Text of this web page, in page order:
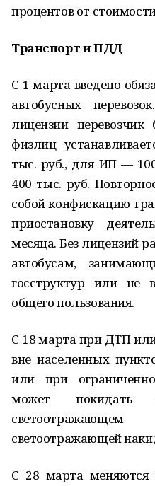
процентов от
Транспорт и ПДД
С 1 марта введено
автобусных
лицензии
физлиц
тыс. руб., для ИП —
400 тыс. руб.
собой конфискацию
приостановку
месяца. Без лицензий
автобусам,
госструктур или не
общего пользования.
С 18 марта при ДТП
вне населенных
или при
может
светоотражающей
С 28 марта меняются